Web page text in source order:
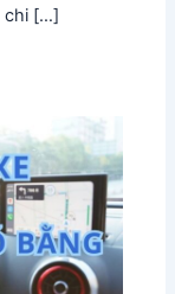
chi […]